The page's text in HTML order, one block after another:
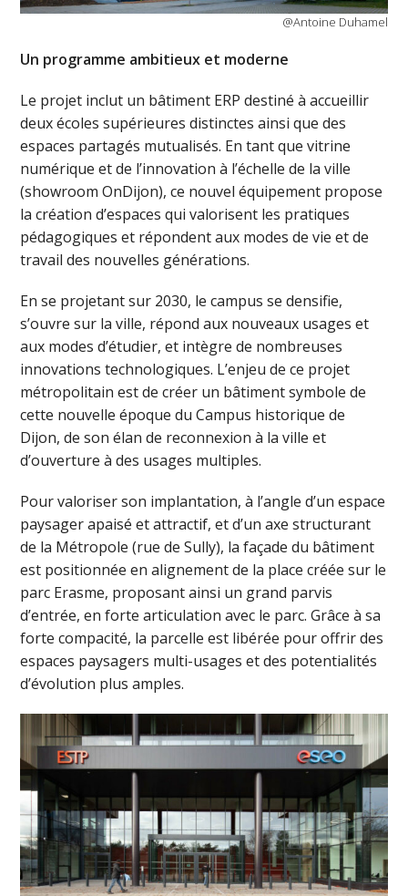
@Antoine Duhamel
Un programme ambitieux et moderne
Le projet inclut un bâtiment ERP destiné à accueillir
deux écoles supérieures distinctes ainsi que des
espaces partagés mutualisés. En tant que vitrine
numérique et de l’innovation à l’échelle de la ville
(showroom OnDijon), ce nouvel équipement propose
la création d’espaces qui valorisent les pratiques
pédagogiques et répondent aux modes de vie et de
travail des nouvelles générations.
En se projetant sur 2030, le campus se densifie,
s’ouvre sur la ville, répond aux nouveaux usages et
aux modes d’étudier, et intègre de nombreuses
innovations technologiques. L’enjeu de ce projet
métropolitain est de créer un bâtiment symbole de
cette nouvelle époque du Campus historique de
Dijon, de son élan de reconnexion à la ville et
d’ouverture à des usages multiples.
Pour valoriser son implantation, à l’angle d’un espace
paysager apaisé et attractif, et d’un axe structurant
de la Métropole (rue de Sully), la façade du bâtiment
est positionnée en alignement de la place créée sur le
parc Erasme, proposant ainsi un grand parvis
d’entrée, en forte articulation avec le parc. Grâce à sa
forte compacité, la parcelle est libérée pour offrir des
espaces paysagers multi-usages et des potentialités
d’évolution plus amples.